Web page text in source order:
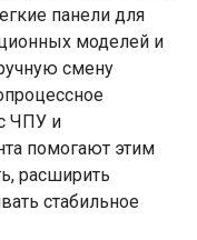
панели для
моделей и
смену
ЧПУ и
помогают этим
расширить
стабильное